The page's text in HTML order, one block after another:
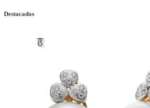
Destacados